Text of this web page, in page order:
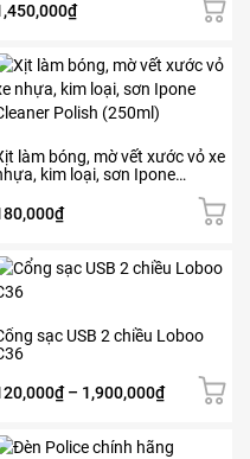
₫
làm bóng, mờ vết xước vỏ xe
kim loại, sơn Ipone
₫
sạc USB 2 chiều Loboo
₫ – 1,900,000₫Khoảng